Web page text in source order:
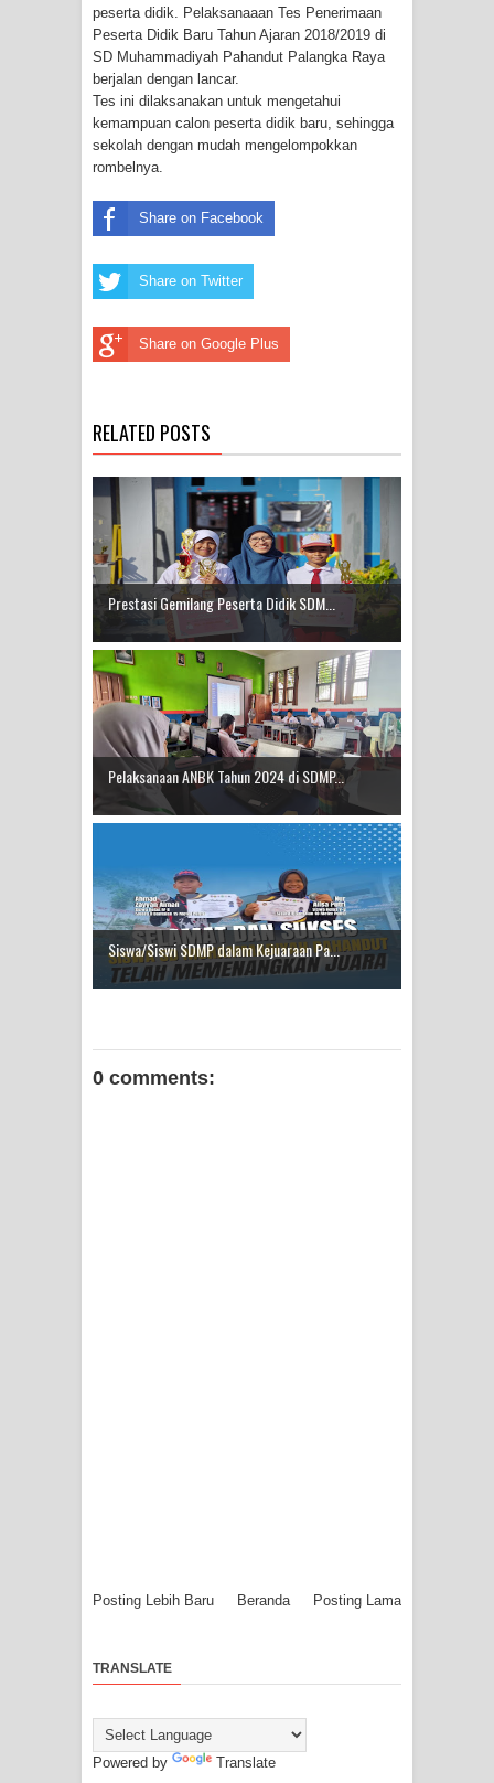
peserta didik. Pelaksanaaan Tes Penerimaan
Peserta Didik Baru Tahun Ajaran 2018/2019 di
SD Muhammadiyah Pahandut Palangka Raya
berjalan dengan lancar.
Tes ini dilaksanakan untuk mengetahui
kemampuan calon peserta didik baru, sehingga
sekolah dengan mudah mengelompokkan
rombelnya.
Share on Facebook
Share on Twitter
Share on Google Plus
RELATED POSTS
Prestasi Gemilang Peserta Didik SDM...
Pelaksanaan ANBK Tahun 2024 di SDMP...
Siswa/Siswi SDMP dalam Kejuaraan Pa...
0 comments:
Posting Lebih Baru Posting Lama
Beranda
TRANSLATE
Powered by Translate